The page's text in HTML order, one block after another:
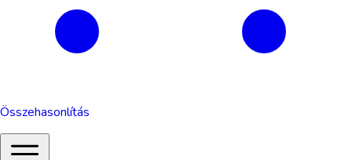
Összehasonlítás